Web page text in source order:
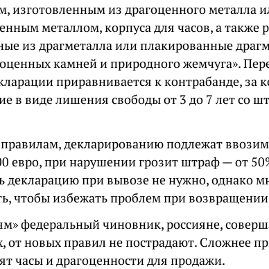
изготовленным из драгоценного металла
металлом, корпуса для часов, а также
из драгметалла или плакированные
камней и природного жемчуга».
приравнивается к контрабанде, за
в виде лишения свободы от 3 до 7 лет со
декларированию подлежат
евро, при нарушении грозит штраф — от
декларацию при вывозе не нужно, однако
чтобы избежать проблем при возвращении
федеральный чиновник, россияне,
от новых правил не пострадают. Сложнее
часы и драгоценности для продажи.